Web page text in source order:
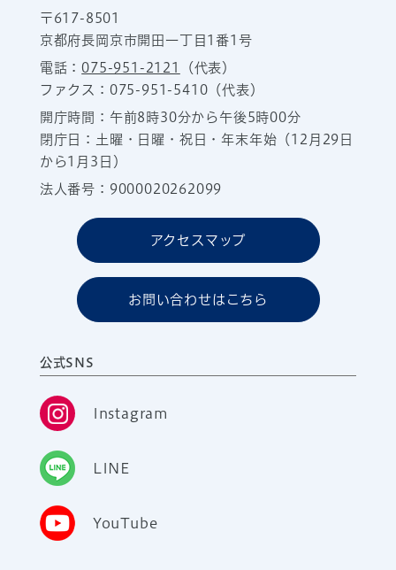
〒617-8501
京都府長岡京市開田一丁目1番1号
電話：075-951-2121
（代表）
ファクス：075-951-5410（代表）
開庁時間：午前8時30分から午後5時00分
閉庁日：土曜・日曜・祝日・年末年始（12月29日
から1月3日）
法人番号：9000020262099
アクセスマップ
お問い合わせはこちら
公式SNS
Instagram
LINE
YouTube